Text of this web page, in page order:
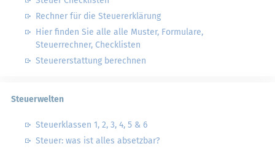
Rechner für die Steuererklärung
Hier finden Sie alle alle Muster, Formulare,
Steuerrechner, Checklisten
Steuererstattung berechnen
Steuerwelten
Steuerklassen 1, 2, 3, 4, 5 & 6
Steuer: was ist alles absetzbar?